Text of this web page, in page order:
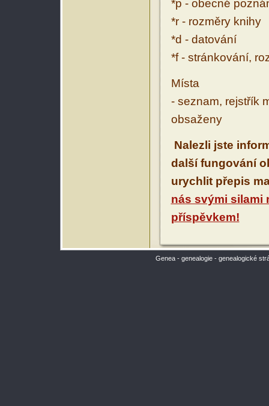
*p - obecné
*r - rozměry knihy
*d - datování
*f - stránkování,
Místa
- seznam, rejstřík
obsaženy
Nalezli jste
další fungování
urychlit přepis
nás svými silami
příspěvkem!
Genea - genealogie - genealogické